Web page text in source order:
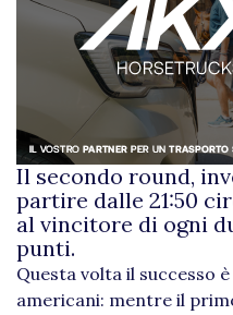
Il secondo round,
partire dalle 21:50
al vincitore di ogni
punti.
Questa volta il successo
americani: mentre il